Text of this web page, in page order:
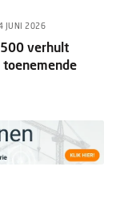
JUNI 2026
verhult